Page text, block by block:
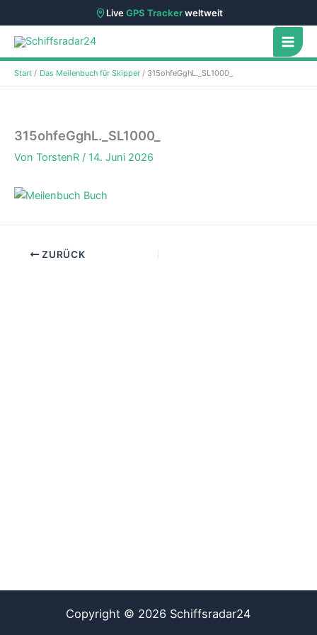
LiveGPS Trackerweltweit
Zum
Inhalt
springen
Start Das Meilenbuch für Skipper 315ohfeGghL._SL1000_
315ohfeGghL._SL1000_
Von TorstenR / 14. Juni 2026
ZURÜCK
Copyright © 2026 Schiffsradar24